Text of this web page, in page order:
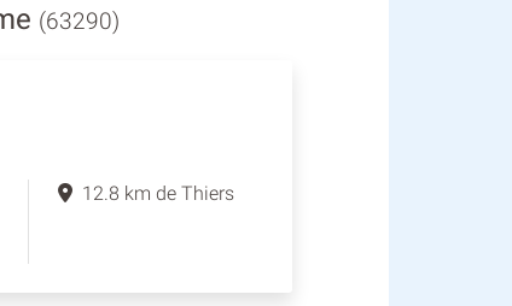
(63290)
12.8 km de Thiers